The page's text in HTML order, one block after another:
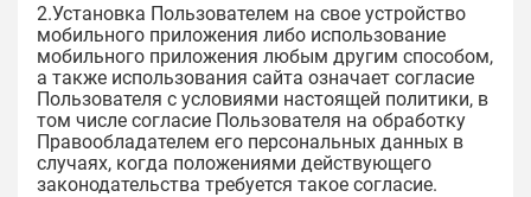
2.Установка Пользователем на свое устройство
мобильного приложения либо использование
мобильного приложения любым другим способом,
а также использования сайта означает согласие
Пользователя с условиями настоящей политики, в
том числе согласие Пользователя на обработку
Правообладателем его персональных данных в
случаях, когда положениями действующего
законодательства требуется такое согласие.